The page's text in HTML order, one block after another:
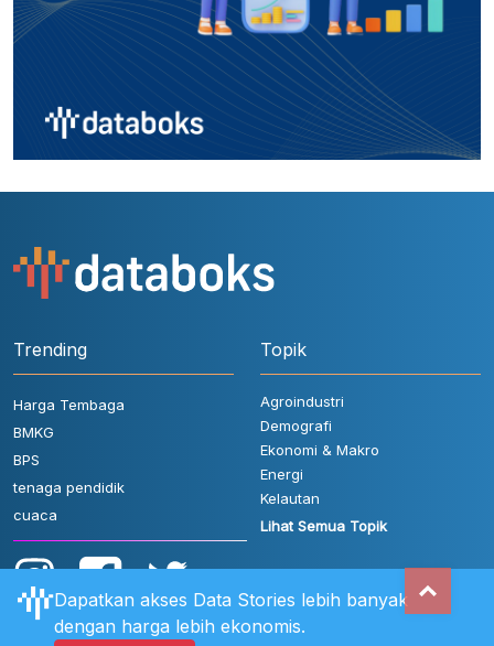
Trending
Harga Tembaga
BMKG
BPS
tenaga pendidik
cuaca
Topik
Agroindustri
Demografi
Ekonomi & Makro
Energi
Kelautan
Lihat Semua Topik
Dapatkan akses Data Stories lebih banyak
dengan harga lebih ekonomis.